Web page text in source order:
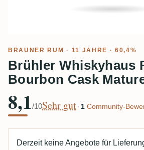
BRAUNER RUM · 11 JAHRE · 60,4%
Brühler Whiskyhaus
Bourbon Cask
8,1/10Sehr gut · 1 Community-
Derzeit keine Angebote für